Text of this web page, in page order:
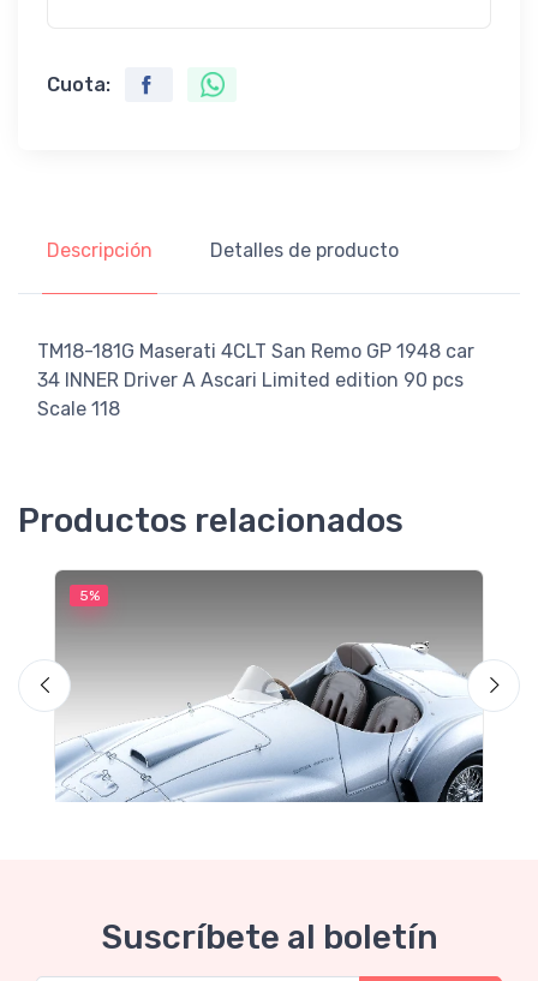
Cuota:
Descripción Detalles de producto
TM18-181G Maserati 4CLT San Remo GP 1948 car
34 INNER Driver A Ascari Limited edition 90 pcs
Scale 118
Productos relacionados
5%
Suscríbete al boletín